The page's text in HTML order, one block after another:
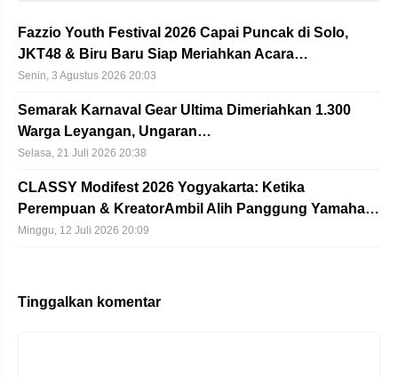
Fazzio Youth Festival 2026 Capai Puncak di Solo,
JKT48 & Biru Baru Siap Meriahkan Acara…
Senin, 3 Agustus 2026 20:03
Semarak Karnaval Gear Ultima Dimeriahkan 1.300
Warga Leyangan, Ungaran…
Selasa, 21 Juli 2026 20:38
CLASSY Modifest 2026 Yogyakarta: Ketika
Perempuan & KreatorAmbil Alih Panggung Yamaha…
Minggu, 12 Juli 2026 20:09
Tinggalkan komentar